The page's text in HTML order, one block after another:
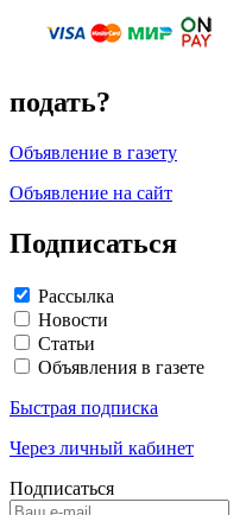
подать?
Объявление в газету
Объявление на сайт
Подписаться
Рассылка
Новости
Статьи
Объявления в газете
Быстрая подписка
Через личный кабинет
Подписаться